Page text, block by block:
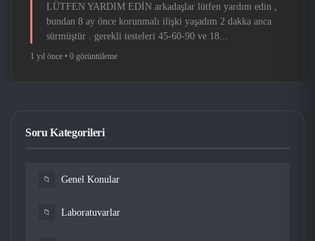
LÜTFEN YARDIM EDİN arkadaşlar lütfen yardım edin ,
bundan 8 ay önce korunmalı ilişki yaşadım 2 dakka anca
sürmüştür . gerekli testeleri 45-60-90 ve 18...
1 yıl önce • 0 görüntüleme
Soru Kategorileri
📁 Genel Konular
📁 Laboratuvarlar